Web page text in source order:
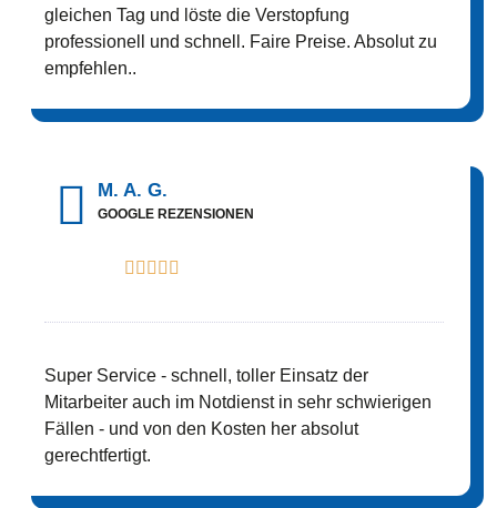
gleichen Tag und löste die Verstopfung
professionell und schnell. Faire Preise. Absolut zu
empfehlen..
M. A. G.
GOOGLE REZENSIONEN
    
Super Service - schnell, toller Einsatz der
Mitarbeiter auch im Notdienst in sehr schwierigen
Fällen - und von den Kosten her absolut
gerechtfertigt.